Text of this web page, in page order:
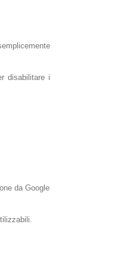
disabilitare i
da Google